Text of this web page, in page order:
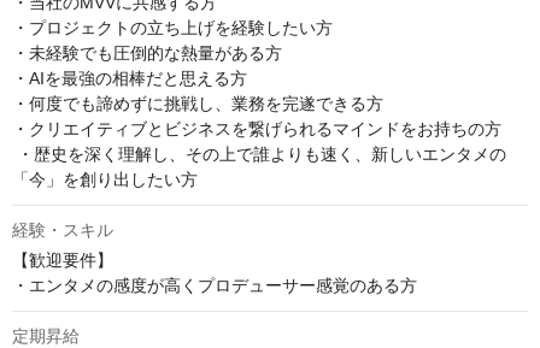
・プロジェクトの立ち上げを経験したい方
・未経験でも圧倒的な熱量がある方
・AIを最強の相棒だと思える方
・何度でも諦めずに挑戦し、業務を完遂できる方
・クリエイティブとビジネスを繋げられるマインドをお持ちの方
「今」を創り出したい方
経験・スキル
【歓迎要件】
・エンタメの感度が高くプロデューサー感覚のある方
定期昇給